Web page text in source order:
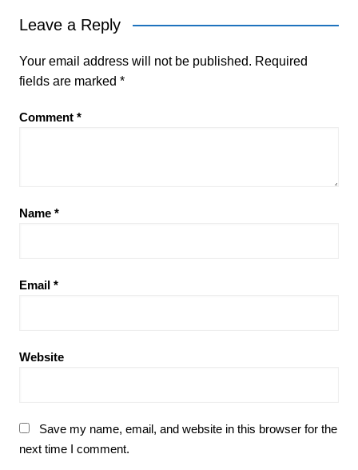
Leave a Reply
Your email address will not be published. Required
fields are marked *
Comment *
Name *
Email *
Website
Save my name, email, and website in this browser for the
next time I comment.